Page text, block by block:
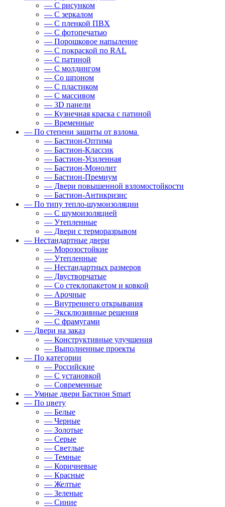
— С рисунком
— С зеркалом
— С пленкой ПВХ
— С фотопечатью
— Порошковое напыление
— С покраской по RAL
— С патиной
— С молдингом
— Со шпоном
— С пластиком
— С массивом
— 3D панели
— Кузнечная краска с патиной
— Временные
— По степени защиты от взлома
— Бастион-Оптима
— Бастион-Классик
— Бастион-Усиленная
— Бастион-Монолит
— Бастион-Премиум
— Двери повышенной взломостойкости
— Бастион-Антикризис
— По типу тепло-шумоизоляции
— С шумоизоляцией
— Утепленные
— Двери с терморазрывом
— Нестандартные двери
— Морозостойкие
— Утепленные
— Нестандартных размеров
— Двустворчатые
— Со стеклопакетом и ковкой
— Арочные
— Внутреннего открывания
— Эксклюзивные решения
— С фрамугами
— Двери на заказ
— Конструктивные улучшения
— Выполненные проекты
— По категории
— Российские
— С установкой
— Современные
— Умные двери Бастион Smart
— По цвету
— Белые
— Черные
— Золотые
— Серые
— Светлые
— Темные
— Коричневые
— Красные
— Желтые
— Зеленые
— Синие